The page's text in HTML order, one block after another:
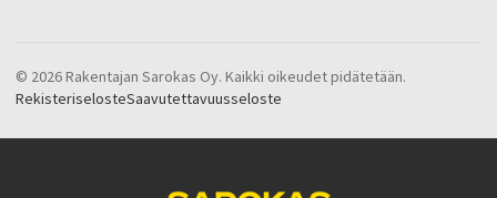
© 2026 Rakentajan Sarokas Oy. Kaikki oikeudet pidätetään.
RekisteriselosteSaavutettavuusseloste